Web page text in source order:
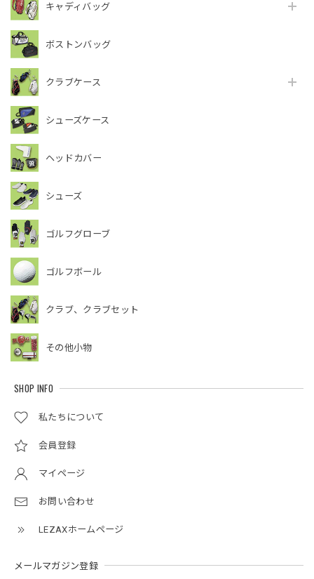
キャディバッグ
ボストンバッグ
クラブケース
シューズケース
ヘッドカバー
シューズ
ゴルフグローブ
ゴルフボール
クラブ、クラブセット
その他小物
SHOP INFO
私たちについて
会員登録
マイページ
お問い合わせ
LEZAXホームページ
メールマガジン登録